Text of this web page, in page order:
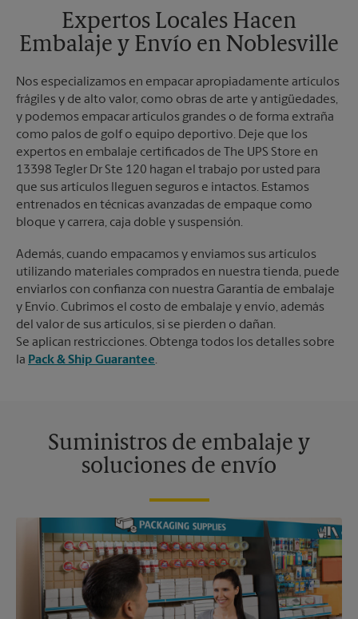
Domingo
Sin Recolección
Lunes
6:30 PM
Expertos Locales Hacen
Embalaje y Envío en Noblesville
Nos especializamos en empacar apropiadamente artículos
frágiles y de alto valor, como obras de arte y antigüedades,
y podemos empacar artículos grandes o de forma extraña
como palos de golf o equipo deportivo. Deje que los
expertos en embalaje certificados de The UPS Store en
13398 Tegler Dr Ste 120 hagan el trabajo por usted para
que sus artículos lleguen seguros e intactos. Estamos
entrenados en técnicas avanzadas de empaque como
bloque y carrera, caja doble y suspensión.
Además, cuando empacamos y enviamos sus artículos
utilizando materiales comprados en nuestra tienda, puede
enviarlos con confianza con nuestra Garantía de embalaje
y Envío. Cubrimos el costo de embalaje y envío, además
del valor de sus artículos, si se pierden o dañan.
Se aplican restricciones. Obtenga todos los detalles sobre
la Pack & Ship Guarantee.
Suministros de embalaje y
soluciones de envío